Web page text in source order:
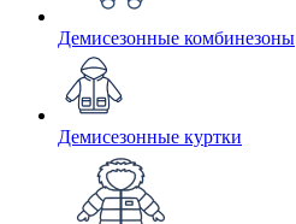
Демисезонные комбинезоны
Демисезонные куртки